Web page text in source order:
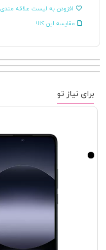
افزودن به لیست علاقه مندی
مقایسه این کالا
برای نیاز تو